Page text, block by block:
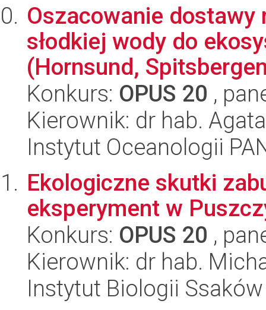
Oszacowanie dostawy
słodkiej wody do
(Hornsund,
Konkurs: OPUS 20 ,
Kierownik: dr hab.
Instytut Oceanologii
Ekologiczne skutki
eksperyment w
Konkurs: OPUS 20 ,
Kierownik: dr hab.
Instytut Biologii Ssaków